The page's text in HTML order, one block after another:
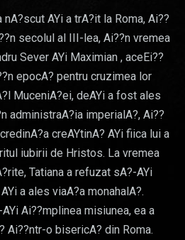
AYi a trA?it la Roma, Ai??
secolul al III-lea, Ai??n vremea
Sever AYi Maximian , aceEi??
epocA? pentru cruzimea lor
MuceniA?ei, deAYi a fost ales
administraA?ia imperialA?, Ai??
creAYtinA? AYi fiica lui a
iubirii de Hristos. La vremea
Tatiana a refuzat sA?-AYi
a ales viaA?a monahalA?.
Ai??mplinea misiunea, ea a
Ai??ntr-o bisericA? din Roma.